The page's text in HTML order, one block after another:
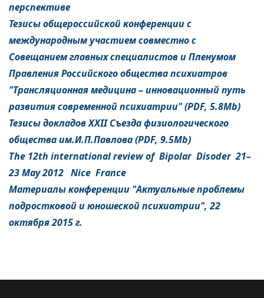
перспективе
Тезисы общероссийской конференции с
международным участием совместно с
Совещанием главных специалистов и Пленумом
Правления Российского общества психиатров
"Трансляционная медицина – инновационный путь
развития современной психиатрии" (PDF, 5.8Mb)
Тезисы докладов XXII Съезда физиологического
общества им.И.П.Павлова (PDF, 9.5Mb)
The 12th international review of Bipolar Disoder 21–
23 May 2012 Nice France
Материалы конференции "Актуальные проблемы
подростковой и юношеской психиатрии", 22
октября 2015 г.